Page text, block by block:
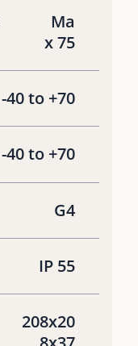
Ma
x 75
-40 to +70
-40 to +70
G4
IP 55
208x20